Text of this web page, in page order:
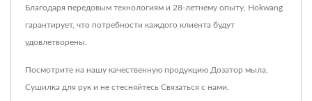
Благодаря передовым технологиям и 28-летнему опыту, Hokwang
гарантирует, что потребности каждого клиента будут
удовлетворены.
Посмотрите на нашу качественную продукцию Дозатор мыла
Сушилка для рук и не стесняйтесь Связаться с нами